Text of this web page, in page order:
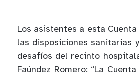
Los asistentes a esta
las disposiciones sanitarias
desafíos del recinto
Faúndez Romero: “La